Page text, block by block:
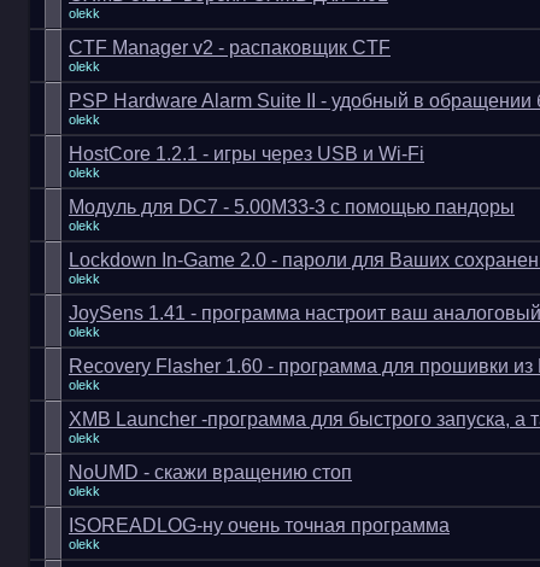
olekk
CTF Manager v2 - распаковщик CTF
olekk
PSP Hardware Alarm Suite II - удобный в обращении
olekk
HostCore 1.2.1 - игры через USB и Wi-Fi
olekk
Модуль для DC7 - 5.00M33-3 с помощью пандоры
olekk
Lockdown In-Game 2.0 - пароли для Ваших
olekk
JoySens 1.41 - программа настроит ваш
olekk
Recovery Flasher 1.60 - программа для прошивки из
olekk
XMB Launcher -программа для быстрого запуска, а
olekk
NoUMD - скажи вращению стоп
olekk
ISOREADLOG-ну очень точная программа
olekk